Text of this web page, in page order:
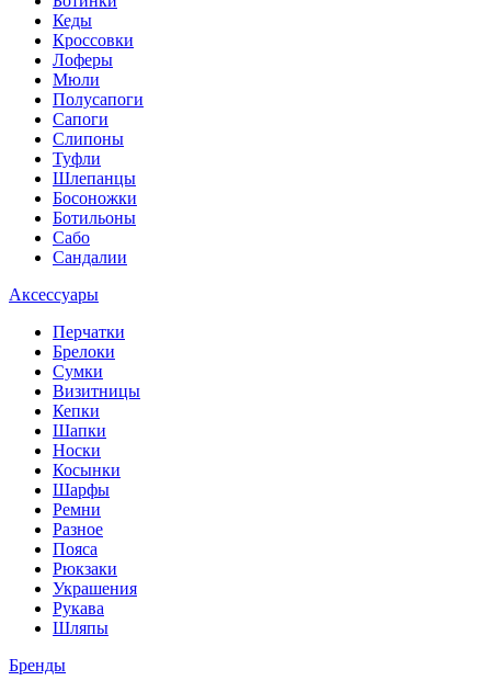
Кеды
Кроссовки
Лоферы
Мюли
Полусапоги
Сапоги
Слипоны
Туфли
Шлепанцы
Босоножки
Ботильоны
Сабо
Сандалии
Аксессуары
Перчатки
Брелоки
Сумки
Визитницы
Кепки
Шапки
Носки
Косынки
Шарфы
Ремни
Разное
Пояса
Рюкзаки
Украшения
Рукава
Шляпы
Бренды